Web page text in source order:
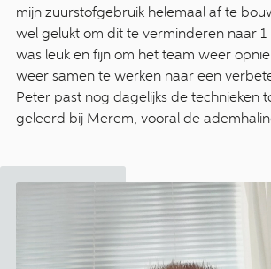
mijn zuurstofgebruik helemaal af te
wel gelukt om dit te verminderen naar
was leuk en fijn om het team weer
weer samen te werken naar een
Peter past nog dagelijks de technieken
geleerd bij Merem, vooral de